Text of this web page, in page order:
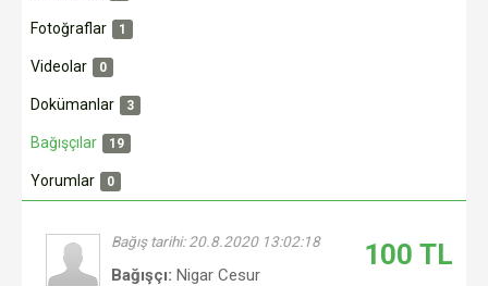
Fotoğraflar 1
Videolar 0
Dokümanlar 3
Bağışçılar 19
Yorumlar 0
100 TL
Bağış tarihi: 20.8.2020 13:02:18
Bağışçı: Nigar Cesur